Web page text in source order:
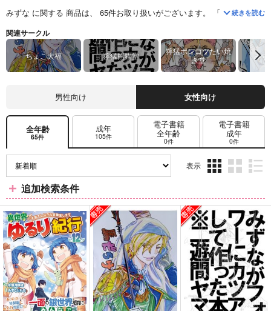
みずな に関する 商品は、 65件お取り扱いがございます。 「 異世界ゆる
続きを読む
関連サークル
ちょこ大福 獰猛熊猫堂
獰猛ポンコツたい焼
き堂
みず
男性向け 女性向け
全年齢
65件
成年
105件
電子書籍
全年齢
0件
電子書籍
成年
0件
表示
ム
表
示
ム
表
示
ム
表
示
追加検索条件